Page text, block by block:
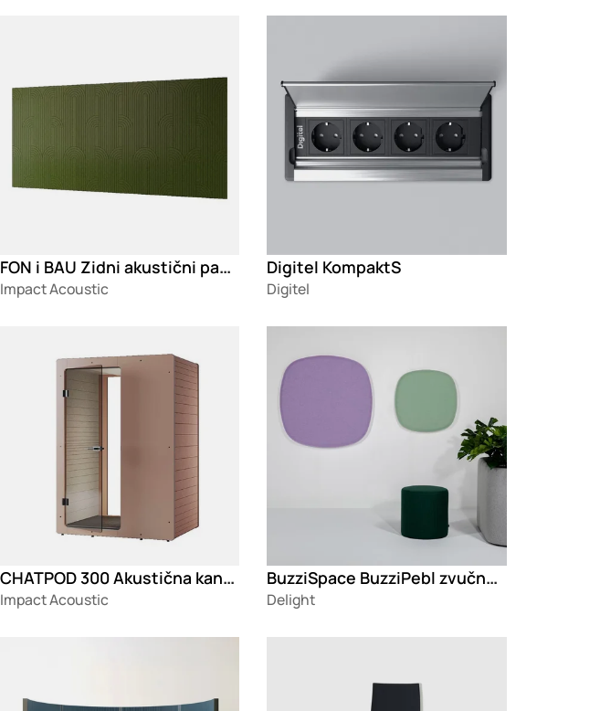
FON i BAU Zidni akustični paneli
Impact Acoustic
Digitel KompaktS
Digitel
CHATPOD 300 Akustična kancelarijska kabina
Impact Acoustic
BuzziSpace BuzziPebl zvučna izolacija
Delight